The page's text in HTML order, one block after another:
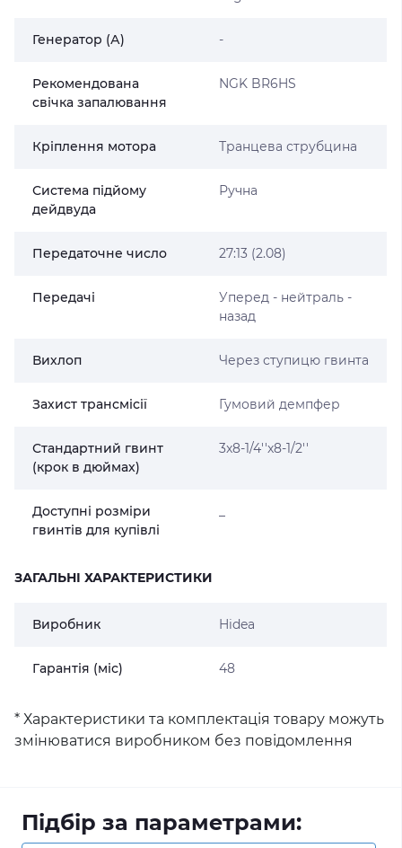
Генератор (А) -
Рекомендована
свічка запалювання
NGK BR6HS
Кріплення мотора Транцева струбцина
Система підйому
дейдвуда
Ручна
Передаточне число 27:13 (2.08)
Передачі
Уперед - нейтраль -
назад
Вихлоп Через ступицю гвинта
Захист трансмісії Гумовий демпфер
Стандартний гвинт
(крок в дюймах)
3x8-1/4''x8-1/2''
Доступні розміри
гвинтів для купівлі
ЗАГАЛЬНІ ХАРАКТЕРИСТИКИ
Виробник Hidea
Гарантія (міс) 48
* Характеристики та комплектація товару можуть
змінюватися виробником без повідомлення
Підбір за параметрами: